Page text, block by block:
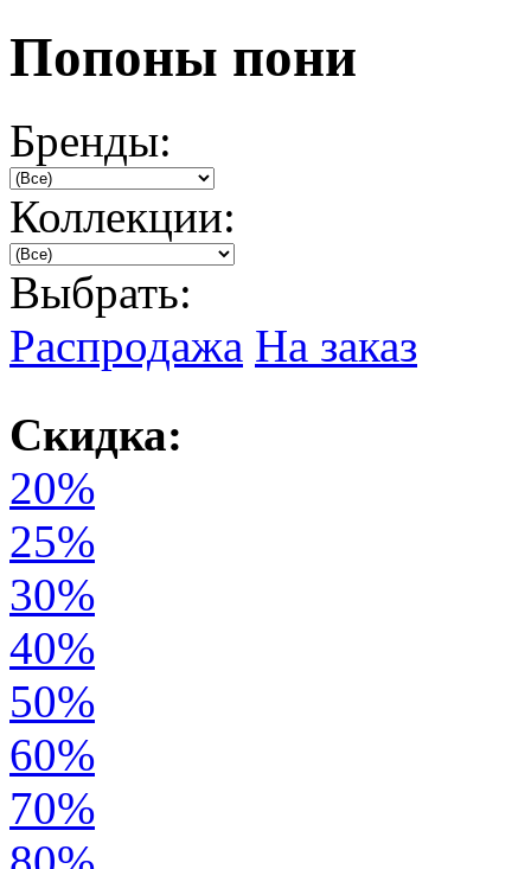
Попоны пони
Бренды:
Коллекции:
Выбрать:
Распродажа На заказ
Скидка:
20%
25%
30%
40%
50%
60%
70%